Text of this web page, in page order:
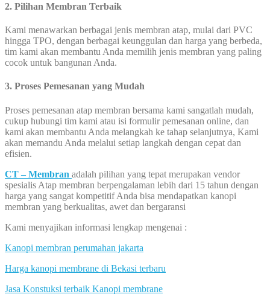
2. Pilihan Membran Terbaik
Kami menawarkan berbagai jenis membran atap, mulai dari PVC
hingga TPO, dengan berbagai keunggulan dan harga yang berbeda,
tim kami akan membantu Anda memilih jenis membran yang paling
cocok untuk bangunan Anda.
3. Proses Pemesanan yang Mudah
Proses pemesanan atap membran bersama kami sangatlah mudah,
cukup hubungi tim kami atau isi formulir pemesanan online, dan
kami akan membantu Anda melangkah ke tahap selanjutnya, Kami
akan memandu Anda melalui setiap langkah dengan cepat dan
efisien.
CT – Membran adalah pilihan yang tepat merupakan vendor
spesialis Atap membran berpengalaman lebih dari 15 tahun dengan
harga yang sangat kompetitif Anda bisa mendapatkan kanopi
membran yang berkualitas, awet dan bergaransi
Kami menyajikan informasi lengkap mengenai :
Kanopi membran perumahan jakarta
Harga kanopi membrane di Bekasi terbaru
Jasa Konstuksi terbaik Kanopi membrane